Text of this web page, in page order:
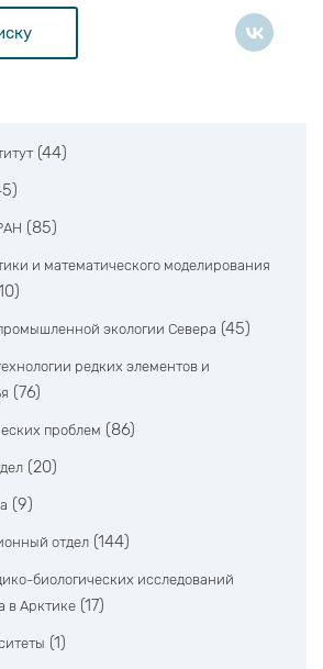
(44)
(85)
и математического моделирования
экологии Севера (45)
редких элементов и
(76)
проблем (86)
(20)
(9)
отдел (144)
биологических исследований
в Арктике (17)
(1)